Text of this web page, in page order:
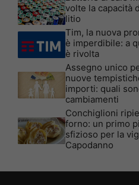
volte la capacità
litio
Tim, la nuova
è imperdibile: a
è rivolta
Assegno unico
nuove
importi: quali
cambiamenti
Conchiglioni
forno: un primo
sfizioso per la
Capodanno